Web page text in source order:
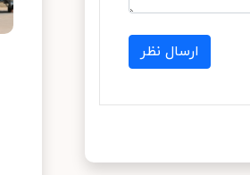
ارسال نظر